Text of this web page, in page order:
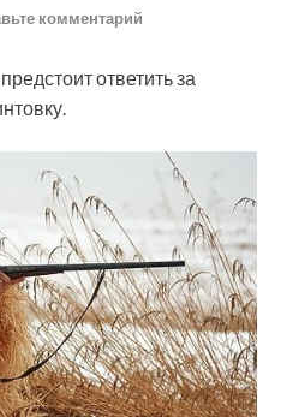
комментарий
ответить за